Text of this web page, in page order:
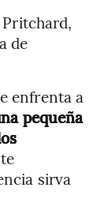
de
enfrenta a
pequeña
sirva